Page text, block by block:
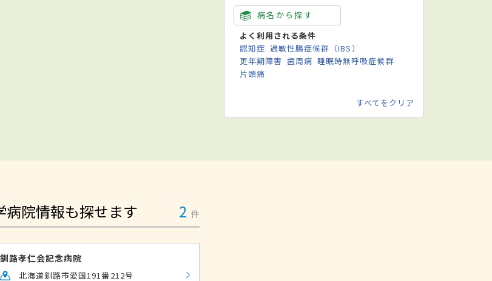
病名から探す
よく利用される条件
認知症 過敏性腸症候群（IBS）
更年期障害 歯周病 睡眠時無呼吸症候群
片頭痛
すべてをクリア
院情報も探せます 2 件
釧路孝仁会記念病院
北海道釧路市愛国191番212号